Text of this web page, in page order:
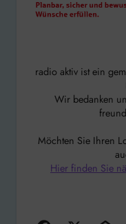
radio aktiv ist ein
Wir bedanken
Möchten Sie Ihren
Hier finden Sie